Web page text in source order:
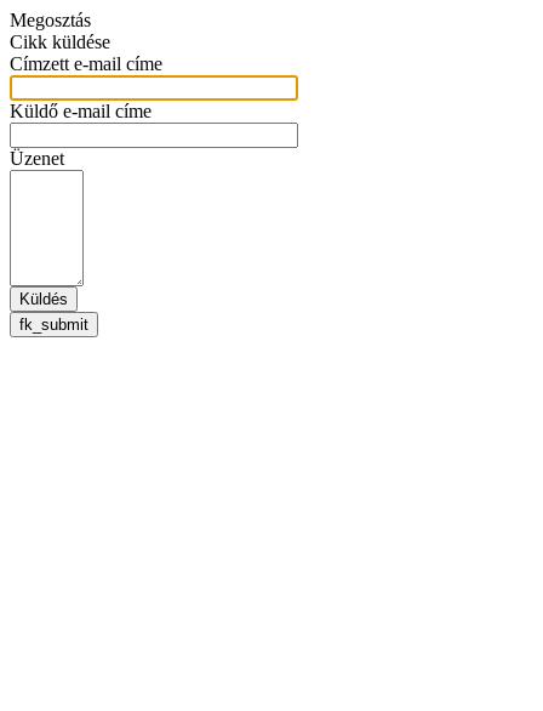
Megosztás
Cikk küldése
Címzett e-mail címe
Küldő e-mail címe
Üzenet